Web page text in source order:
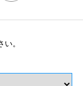
。